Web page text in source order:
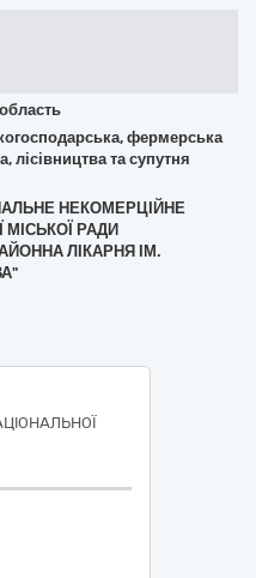
область
фермерська
лісівництва та супутня
НЕКОМЕРЦІЙНЕ
РАДИ
ЛІКАРНЯ ІМ.